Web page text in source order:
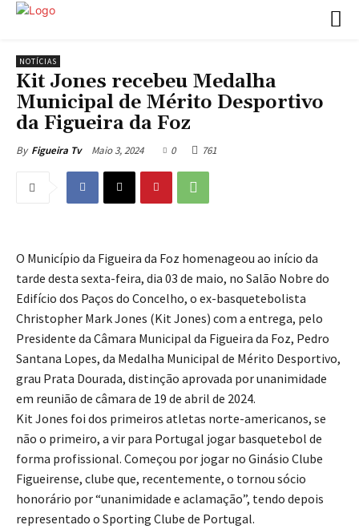
NOTÍCIAS
Kit Jones recebeu Medalha
Municipal de Mérito Desportivo
da Figueira da Foz
By Figueira Tv Maio 3, 2024 0 761
O Município da Figueira da Foz homenageou ao início da
tarde desta sexta-feira, dia 03 de maio, no Salão Nobre do
Edifício dos Paços do Concelho, o ex-basquetebolista
Christopher Mark Jones (Kit Jones) com a entrega, pelo
Presidente da Câmara Municipal da Figueira da Foz, Pedro
Santana Lopes, da Medalha Municipal de Mérito Desportivo,
grau Prata Dourada, distinção aprovada por unanimidade
em reunião de câmara de 19 de abril de 2024.
Kit Jones foi dos primeiros atletas norte-americanos, se
não o primeiro, a vir para Portugal jogar basquetebol de
forma profissional. Começou por jogar no Ginásio Clube
Figueirense, clube que, recentemente, o tornou sócio
honorário por “unanimidade e aclamação”, tendo depois
representado o Sporting Clube de Portugal.